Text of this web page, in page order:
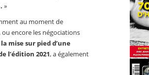
»
au moment de
encore les négociations
la mise sur pied d’une
l’édition 2021, a également